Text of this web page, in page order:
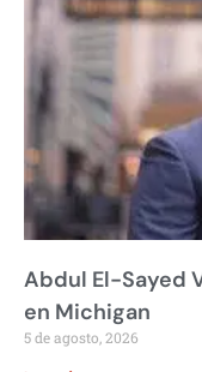
Abdul El-Sayed
en Michigan
5 de agosto, 2026